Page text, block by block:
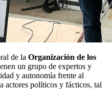
de la Organización de los
un grupo de expertos y
y autonomía frente al
actores políticos y fácticos, tal